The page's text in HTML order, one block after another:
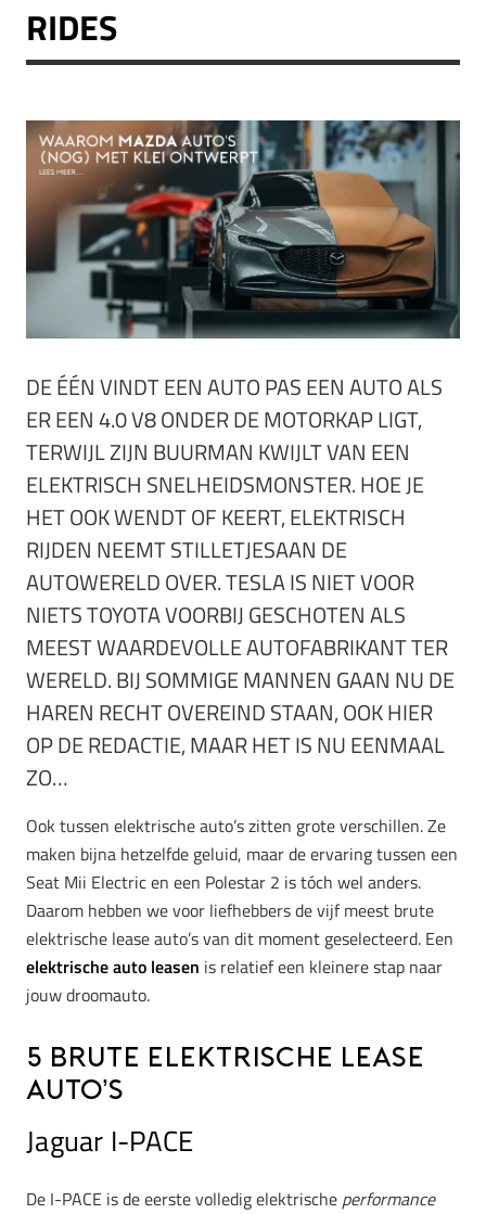
RIDES
DE ÉÉN VINDT EEN AUTO PAS EEN AUTO ALS
ER EEN 4.0 V8 ONDER DE MOTORKAP LIGT,
TERWIJL ZIJN BUURMAN KWIJLT VAN EEN
ELEKTRISCH SNELHEIDSMONSTER. HOE JE
HET OOK WENDT OF KEERT, ELEKTRISCH
RIJDEN NEEMT STILLETJESAAN DE
AUTOWERELD OVER. TESLA IS NIET VOOR
NIETS TOYOTA VOORBIJ GESCHOTEN ALS
MEEST WAARDEVOLLE AUTOFABRIKANT TER
WERELD. BIJ SOMMIGE MANNEN GAAN NU DE
HAREN RECHT OVEREIND STAAN, OOK HIER
OP DE REDACTIE, MAAR HET IS NU EENMAAL
ZO…
Ook tussen elektrische auto’s zitten grote verschillen. Ze
maken bijna hetzelfde geluid, maar de ervaring tussen een
Seat Mii Electric en een Polestar 2 is tóch wel anders.
Daarom hebben we voor liefhebbers de vijf meest brute
elektrische lease auto’s van dit moment geselecteerd. Een
elektrische auto leasen is relatief een kleinere stap naar
jouw droomauto.
5 brute elektrische lease
auto’s
Jaguar I-PACE
De I-PACE is de eerste volledig elektrische performance